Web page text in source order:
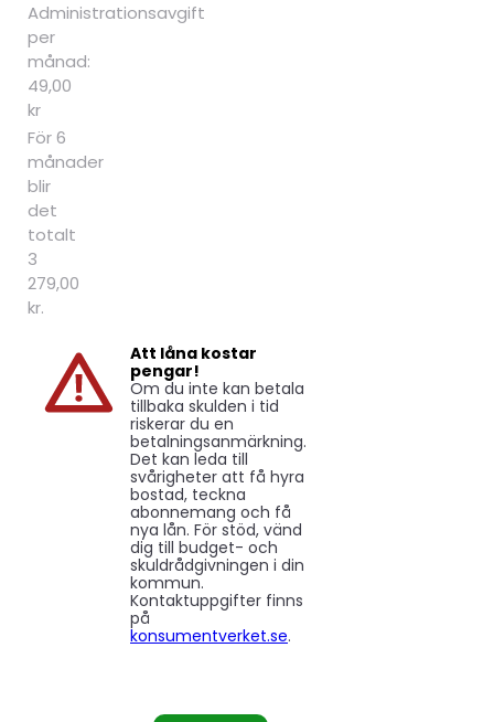
Administrationsavgift
per
månad:
49,00
kr
För 6
månader
blir
det
totalt
3
279,00
kr.
Att låna kostar
pengar!
Om du inte kan betala
tillbaka skulden i tid
riskerar du en
betalningsanmärkning.
Det kan leda till
svårigheter att få hyra
bostad, teckna
abonnemang och få
nya lån. För stöd, vänd
dig till budget- och
skuldrådgivningen i din
kommun.
Kontaktuppgifter finns
på
konsumentverket.se.